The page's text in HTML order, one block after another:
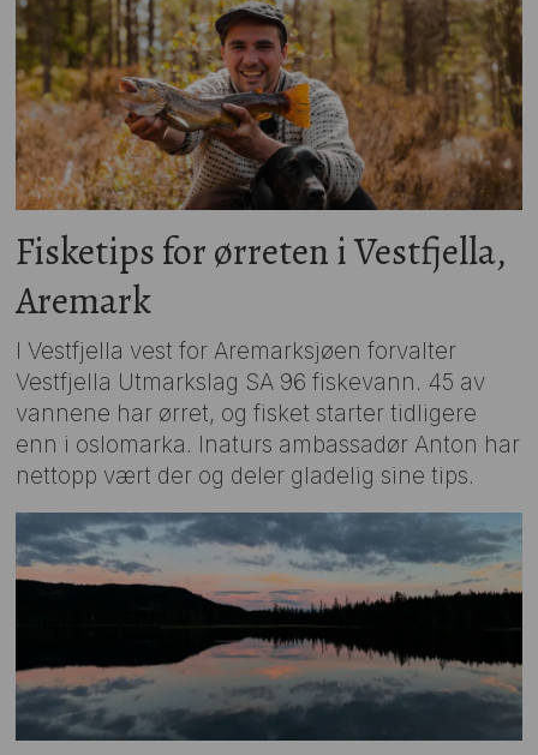
Fisketips for ørreten i Vestfjella,
Aremark
I Vestfjella vest for Aremarksjøen forvalter
Vestfjella Utmarkslag SA 96 fiskevann. 45 av
vannene har ørret, og fisket starter tidligere
enn i oslomarka. Inaturs ambassadør Anton har
nettopp vært der og deler gladelig sine tips.